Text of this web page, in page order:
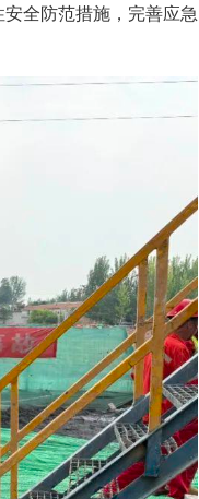
全防范措施，完善应急